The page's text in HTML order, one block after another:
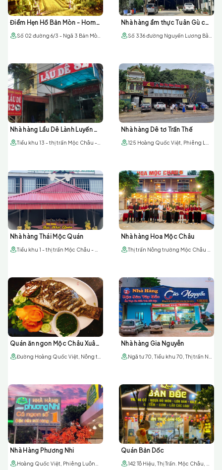
Điểm Hẹn Hồ Bản Mòn - Homestay & ẩm thực Tây Bắc Nhà hàng ẩm thực Tuân Gù cơ sở 1
Nhà hàng Lẩu Dê Lành Luyến 82 Nhà hàng Dê tơ Trần Thế
Nhà hàng Thái Mộc Quán Nhà hàng Hoa Mộc Châu
Quán ăn ngon Mộc Châu Xuân Bắc 181 Nhà hàng Gia Nguyễn
Nhà Hàng Phương Nhi Quán Bản Dốc